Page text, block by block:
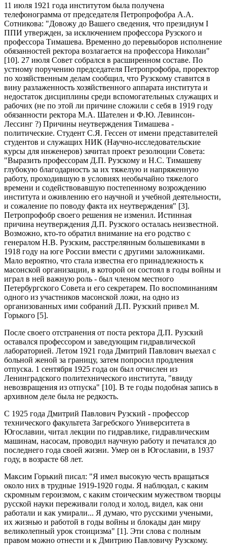
11 июля 1921 года институтом была получена
телефонограмма от председателя Петропрофобра А.А.
Сотникова: "Довожу до Вашего сведения, что президиум I
ППИ утвержден, за исключением профессора Рузского и
профессора Тимашева. Временно до перевыборов исполнение
обязанностей ректора возлагается на профессора Николаи"
[10]. 27 июля Совет собрался в расширенном составе. По
устному поручению председателя Петропрофобра, проректор
по хозяйственным делам сообщил, что Рузскому ставится в
вину разлаженность хозяйственного аппарата института и
недостаток дисциплины среди вспомогательных служащих и
рабочих (не по этой ли причине сложили с себя в 1919 году
обязанности ректора М.А. Шателен и Ф.Ю. Левинсон-
Лессинг ?) Причины неутверждения Тимашева -
политические. Студент С.Я. Гессен от имени представителей
студентов и служащих НИК (Научно-исследовательские
курсы для инженеров) зачитал проект резолюции Совета:
"Выразить профессорам Д.П. Рузскому и Н.С. Тимашеву
глубокую благодарность за их тяжелую и напряженную
работу, проходившую в условиях необычайно тяжелого
времени и содействовавшую постепенному возрождению
института и оживлению его научной и учебной деятельности,
и сожаление по поводу факта их неутверждения" [3].
Петропрофобр своего решения не изменил. Истинная
причина неутверждения Д.П. Рузского осталась неизвестной.
Возможно, кто-то обратил внимание на его родство с
генералом Н.В. Рузским, расстрелянным большевиками в
1918 году на юге России вмести с другими заложниками.
Мало вероятно, что стала известна его принадлежность к
масонской организации, в которой он состоял в годы войны и
играл в ней важную роль - был членом местного
Петербургского Совета и его секретарем. По воспоминаниям
одного из участников масонской ложи, на одно из
организованных ими собраний Д.П. Рузский привел М.
Горького [5].
После своего отстранения от поста ректора Д.П. Рузский
оставался профессором и заведующим гидравлической
лабораторией. Летом 1921 года Дмитрий Павлович выехал с
больной женой за границу, затем попросил продления
отпуска. 1 сентября 1925 года он был отчислен из
Ленинградского политехнического института, "ввиду
невозвращения из отпуска" [10]. В те годы подобная запись в
архивном деле была не редкость.
С 1925 года Дмитрий Павлович Рузский - профессор
технического факультета Загребского Университета в
Югославии, читал лекции по гидравлике, гидравлическим
машинам, насосам, проводил научную работу и печатался до
последнего года своей жизни. Умер он в Югославии, в 1937
году, в возрасте 68 лет.
Максим Горький писал: "Я имел высокую честь вращаться
около них в трудные 1919-1920 годы. Я наблюдал, с каким
скромным героизмом, с каким стоическим мужеством творцы
русской науки переживали голод и холод, видел, как они
работали и как умирали... Я думаю, что русскими учеными,
их жизнью и работой в годы войны и блокады дан миру
великолепный урок стоицизма" [1]. Эти слова с полным
правом можно отнести и к Дмитрию Павловичу Рузскому.